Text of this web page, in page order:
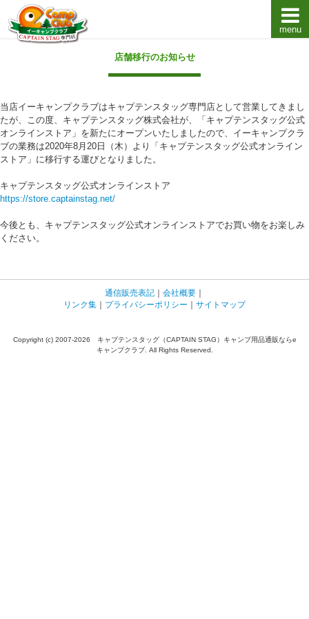
キャプテンスタッグキャンプ用品通販店【eキャンプ
menu
店舗移行のお知らせ
当店イーキャンプクラブはキャプテンスタッグ専門店として営業してきまし
たが、この度、キャプテンスタッグ株式会社が、「キャプテンスタッグ公式
オンラインストア」を新たにオープンいたしましたので、イーキャンプクラ
ブの業務は2020年8月20日（木）より「キャプテンスタッグ公式オンライン
ストア」に移行する運びとなりました。
キャプテンスタッグ公式オンラインストア
https://store.captainstag.net/
今後とも、キャプテンスタッグ公式オンラインストアでお買い物をお楽しみ
ください。
通信販売表記 ｜ 会社概要 ｜
リンク集 ｜ プライバシーポリシー ｜ サイトマップ
Copyright (c) 2007-2026 キャプテンスタッグ（CAPTAIN STAG）キャンプ用品通販ならe
キャンプクラブ. All Rights Reserved.